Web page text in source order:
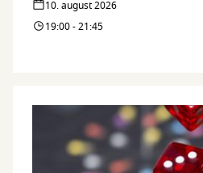
10. august 2026
19:00 - 21:45